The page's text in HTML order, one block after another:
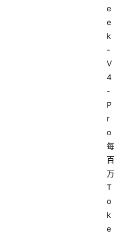
e
e
k
-
V
4
-
P
r
o
每
百
万
T
o
k
e